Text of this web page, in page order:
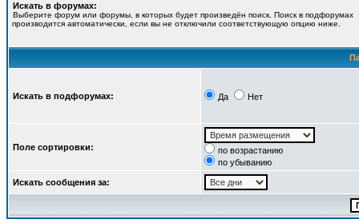
Искать в форумах:
Выберите форум или форумы, в которых будет произведён поиск. Поиск в подфорумах
производится автоматически, если вы не отключили соответствующую опцию ниже.
Искать в подфорумах: Да Нет
Поле сортировки:
по возрастанию
по убыванию
Искать сообщения за: